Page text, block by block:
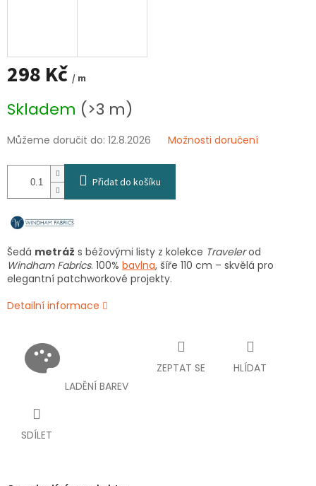
298 Kč / m
cena:
Skladem (>3 m)
Můžeme doručit do: 12.8.2026 Možnosti doručení
Přidat do košíku
Šedá metráž s béžovými listy z kolekce Travelerod
Windham Fabrics. 100% bavlna, šíře 110 cm – skvělá pro
elegantní patchworkové projekty.
Detailní informace
LADĚNÍ BAREV
ZEPTAT SE HLÍDAT
SDÍLET